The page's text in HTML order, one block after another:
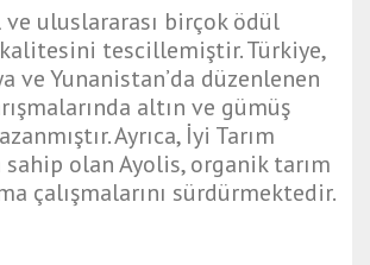
uluslararası birçok ödül
kalitesini tescillemiştir. Türkiye,
ve Yunanistan’da düzenlenen
altın ve gümüş
Ayrıca, İyi Tarım
sahip olan Ayolis, organik tarım
çalışmalarını sürdürmektedir.